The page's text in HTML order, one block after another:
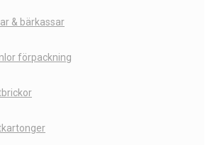
& bärkassar
förpackning